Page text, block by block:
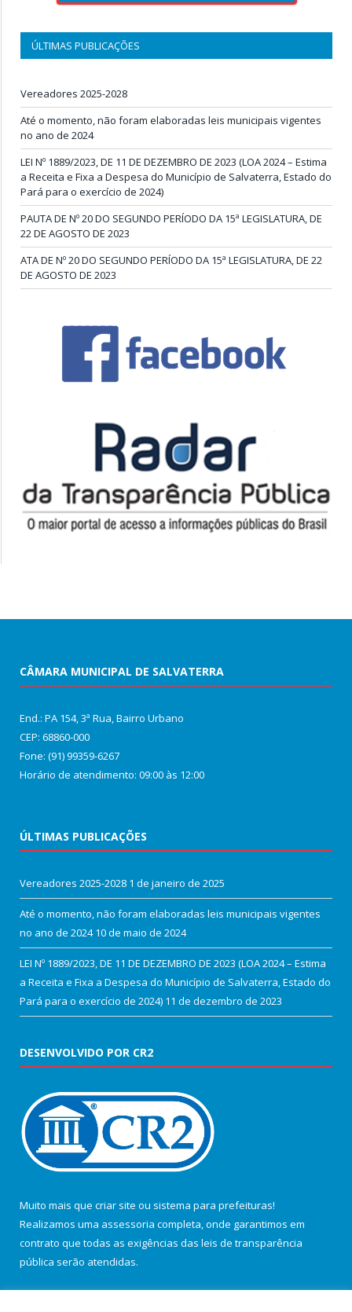
ÚLTIMAS PUBLICAÇÕES
Vereadores 2025-2028
Até o momento, não foram elaboradas leis municipais vigentes
no ano de 2024
LEI Nº 1889/2023, DE 11 DE DEZEMBRO DE 2023 (LOA 2024 – Estima
a Receita e Fixa a Despesa do Município de Salvaterra, Estado do
Pará para o exercício de 2024)
PAUTA DE Nº 20 DO SEGUNDO PERÍODO DA 15ª LEGISLATURA, DE
22 DE AGOSTO DE 2023
ATA DE Nº 20 DO SEGUNDO PERÍODO DA 15ª LEGISLATURA, DE 22
DE AGOSTO DE 2023
CÂMARA MUNICIPAL DE SALVATERRA
End.: PA 154, 3ª Rua, Bairro Urbano
CEP: 68860‑000
Fone: (91) 99359-6267
Horário de atendimento: 09:00 às 12:00
ÚLTIMAS PUBLICAÇÕES
Vereadores 2025-2028 1 de janeiro de 2025
Até o momento, não foram elaboradas leis municipais vigentes
no ano de 2024 10 de maio de 2024
LEI Nº 1889/2023, DE 11 DE DEZEMBRO DE 2023 (LOA 2024 – Estima
a Receita e Fixa a Despesa do Município de Salvaterra, Estado do
Pará para o exercício de 2024) 11 de dezembro de 2023
DESENVOLVIDO POR CR2
Muito mais que criar site ou sistema para prefeituras!
Realizamos uma assessoria completa, onde garantimos em
contrato que todas as exigências das leis de transparência
pública serão atendidas.